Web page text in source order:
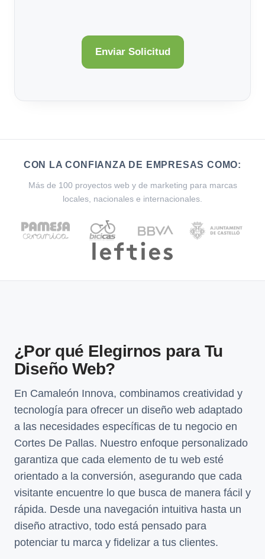
CON LA CONFIANZA DE EMPRESAS COMO:
Más de 100 proyectos web y de marketing para marcas
locales, nacionales e internacionales.
¿Por qué Elegirnos para Tu
Diseño Web?
En Camaleón Innova, combinamos creatividad y
tecnología para ofrecer un diseño web adaptado
a las necesidades específicas de tu negocio en
Cortes De Pallas. Nuestro enfoque personalizado
garantiza que cada elemento de tu web esté
orientado a la conversión, asegurando que cada
visitante encuentre lo que busca de manera fácil y
rápida. Desde una navegación intuitiva hasta un
diseño atractivo, todo está pensado para
potenciar tu marca y fidelizar a tus clientes.